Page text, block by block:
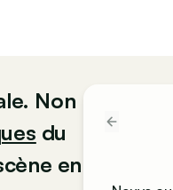
Non
du
en